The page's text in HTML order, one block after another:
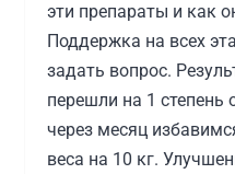
эти препараты и как
Поддержка на всех
задать вопрос.
перешли на 1 степень
через месяц
веса на 10 кг.